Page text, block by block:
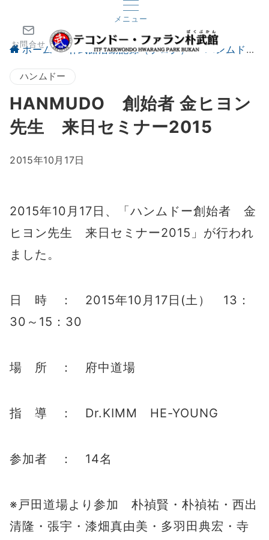
メニュー
お問合せ
ホーム 朴武館活動記録（ブログ） ハンムドー
ハンムドー
HANMUDO 創始者 金ヒヨン
先生 来日セミナー2015
2015年10月17日
2015年10月17日、「ハンムドー創始者 金
ヒヨン先生 来日セミナー2015」が行われ
ました。
日 時 ： 2015年10月17日(土） 13：
30～15：30
場 所 ： 府中道場
指 導 ： Dr.KIMM HE-YOUNG
参加者 ： 14名
※戸田道場より参加 朴禎賢・朴禎祐・西出
清隆・張宇・漆畑真由美・多羽田典宏・寺